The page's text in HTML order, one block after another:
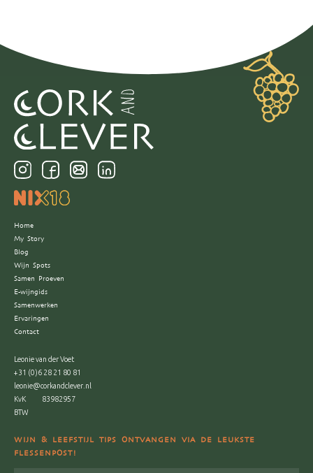
Home
My Story
Blog
Wijn Spots
Samen Proeven
E-wijngids
Samenwerken
Ervaringen
Contact
Leonie van der Voet
+31 (0)6 28 21 80 81
leonie@corkandclever.nl
KvK
83982957
BTW
WIJN & LEEFSTIJL TIPS ONTVANGEN VIA DE LEUKSTE
FLESSENPOST!